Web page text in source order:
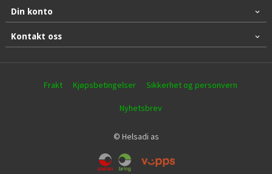
Din konto
Kontakt oss
Frakt Kjøpsbetingelser Sikkerhet og personvern
Nyhetsbrev
© Helsadi as